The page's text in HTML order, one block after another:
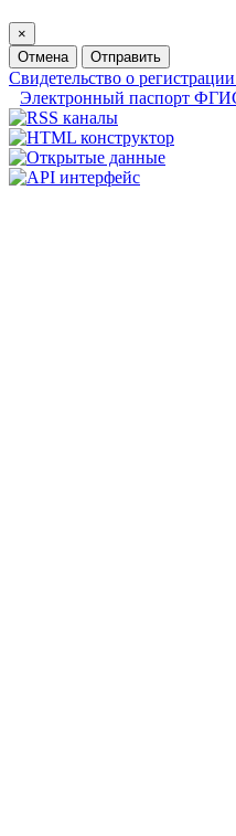
×
Отмена
Отправить
Свидетельство о
Электронный паспорт